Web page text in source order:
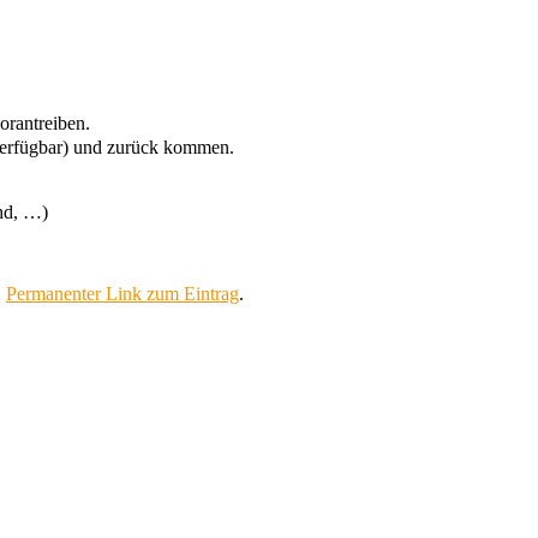
und zurück kommen.
…)
Permanenter Link zum Eintrag.